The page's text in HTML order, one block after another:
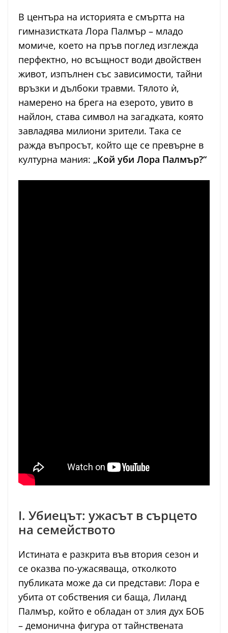
В центъра на историята е смъртта на
гимназистката Лора Палмър – младо
момиче, което на пръв поглед изглежда
перфектно, но всъщност води двойствен
живот, изпълнен със зависимости, тайни
връзки и дълбоки травми. Тялото ѝ,
намерено на брега на езерото, увито в
найлон, става символ на загадката, която
завладява милиони зрители. Така се
ражда въпросът, който ще се превърне в
културна мания: „Кой уби Лора Палмър?“
I. Убиецът: ужасът в сърцето
на семейството
Истината е разкрита във втория сезон и
се оказва по-ужасяваща, отколкото
публиката може да си представи: Лора е
убита от собствения си баща, Лиланд
Палмър, който е обладан от злия дух БОБ
– демонична фигура от тайнствената